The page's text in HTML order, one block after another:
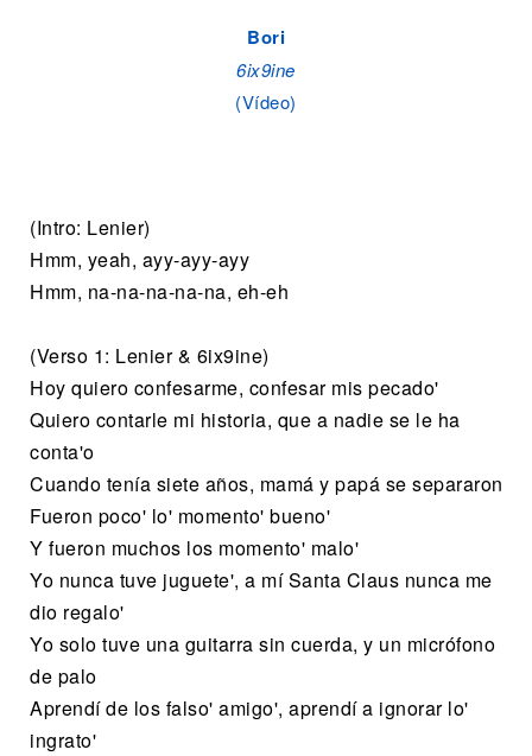
Bori
6ix9ine
(Vídeo)
(Intro: Lenier)
Hmm, yeah, ayy-ayy-ayy
Hmm, na-na-na-na-na, eh-eh
(Verso 1: Lenier & 6ix9ine)
Hoy quiero confesarme, confesar mis pecado'
Quiero contarle mi historia, que a nadie se le ha
conta'o
Cuando tenía siete años, mamá y papá se separaron
Fueron poco' lo' momento' bueno'
Y fueron muchos los momento' malo'
Yo nunca tuve juguete', a mí Santa Claus nunca me
dio regalo'
Yo solo tuve una guitarra sin cuerda, y un micrófono
de palo
Aprendí de los falso' amigo', aprendí a ignorar lo'
ingrato'